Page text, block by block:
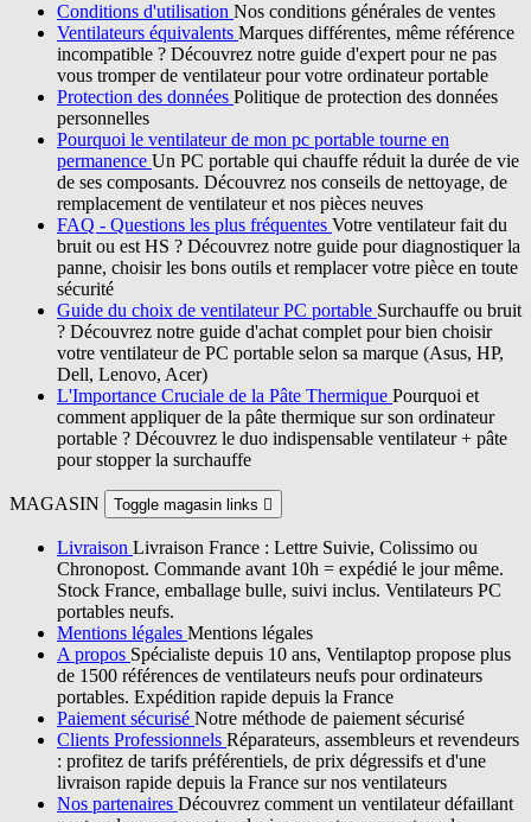
Conditions d'utilisation Nos conditions générales de ventes
Ventilateurs équivalents Marques différentes, même référence
incompatible ? Découvrez notre guide d'expert pour ne pas
vous tromper de ventilateur pour votre ordinateur portable
Protection des données Politique de protection des données
personnelles
Pourquoi le ventilateur de mon pc portable tourne en
permanence Un PC portable qui chauffe réduit la durée de vie
de ses composants. Découvrez nos conseils de nettoyage, de
remplacement de ventilateur et nos pièces neuves
FAQ - Questions les plus fréquentes Votre ventilateur fait du
bruit ou est HS ? Découvrez notre guide pour diagnostiquer la
panne, choisir les bons outils et remplacer votre pièce en toute
sécurité
Guide du choix de ventilateur PC portable Surchauffe ou bruit
? Découvrez notre guide d'achat complet pour bien choisir
votre ventilateur de PC portable selon sa marque (Asus, HP,
Dell, Lenovo, Acer)
L'Importance Cruciale de la Pâte Thermique Pourquoi et
comment appliquer de la pâte thermique sur son ordinateur
portable ? Découvrez le duo indispensable ventilateur + pâte
pour stopper la surchauffe
MAGASIN Toggle magasin links 
Livraison Livraison France : Lettre Suivie, Colissimo ou
Chronopost. Commande avant 10h = expédié le jour même.
Stock France, emballage bulle, suivi inclus. Ventilateurs PC
portables neufs.
Mentions légales Mentions légales
A propos Spécialiste depuis 10 ans, Ventilaptop propose plus
de 1500 références de ventilateurs neufs pour ordinateurs
portables. Expédition rapide depuis la France
Paiement sécurisé Notre méthode de paiement sécurisé
Clients Professionnels Réparateurs, assembleurs et revendeurs
: profitez de tarifs préférentiels, de prix dégressifs et d'une
livraison rapide depuis la France sur nos ventilateurs
Nos partenaires Découvrez comment un ventilateur défaillant